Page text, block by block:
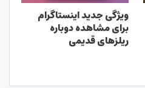
ویژگی جدید اینستاگرام
برای مشاهده دوباره
ریلزهای قدیمی